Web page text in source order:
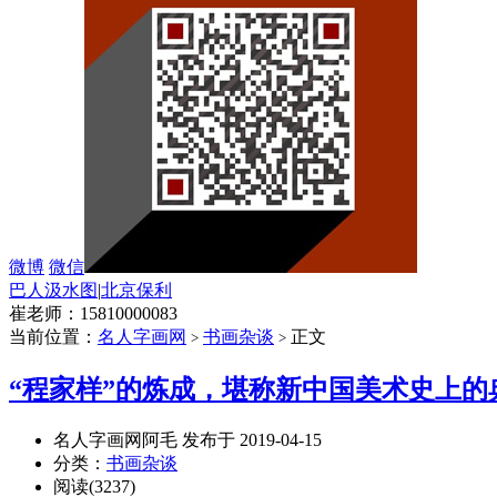
微博 微信
巴人汲水图|北京保利
崔老师：15810000083
当前位置： 名人字画网 > 书画杂谈 > 正文
“程家样”的炼成，堪称新中国美术史上的
名人字画网阿毛 发布于 2019-04-15
分类： 书画杂谈
阅读(3237)